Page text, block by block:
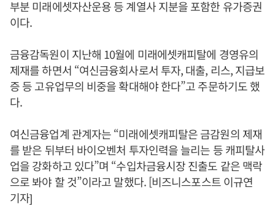
부분 미래에셋자산운용 등 계열사 지분을 포함한 유가증권
이다.
금융감독원이 지난해 10월에 미래에셋캐피탈에 경영유의
제재를 하면서 “여신금융회사로서 투자, 대출, 리스, 지급보
증 등 고유업무의 비중을 확대해야 한다”고 주문하기도 했
다.
여신금융업계 관계자는 “미래에셋캐피탈은 금감원의 제재
를 받은 뒤부터 바이오벤처 투자인력을 늘리는 등 캐피탈사
업을 강화하고 있다”며 “수입차금융시장 진출도 같은 맥락
으로 봐야 할 것”이라고 말했다. [비즈니스포스트 이규연
기자]